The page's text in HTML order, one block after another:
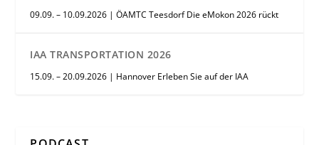
09.09. – 10.09.2026 | ÖAMTC Teesdorf Die eMokon 2026 rückt
IAA TRANSPORTATION 2026
15.09. – 20.09.2026 | Hannover Erleben Sie auf der IAA